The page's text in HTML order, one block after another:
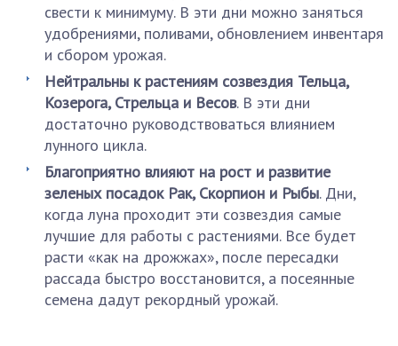
свести к минимуму. В эти дни можно заняться
удобрениями, поливами, обновлением инвентаря
и сбором урожая.
Нейтральны к растениям созвездия Тельца,
Козерога, Стрельца и Весов. В эти дни
достаточно руководствоваться влиянием
лунного цикла.
Благоприятно влияют на рост и развитие
зеленых посадок Рак, Скорпион и Рыбы. Дни,
когда луна проходит эти созвездия самые
лучшие для работы с растениями. Все будет
расти «как на дрожжах», после пересадки
рассада быстро восстановится, а посеянные
семена дадут рекордный урожай.